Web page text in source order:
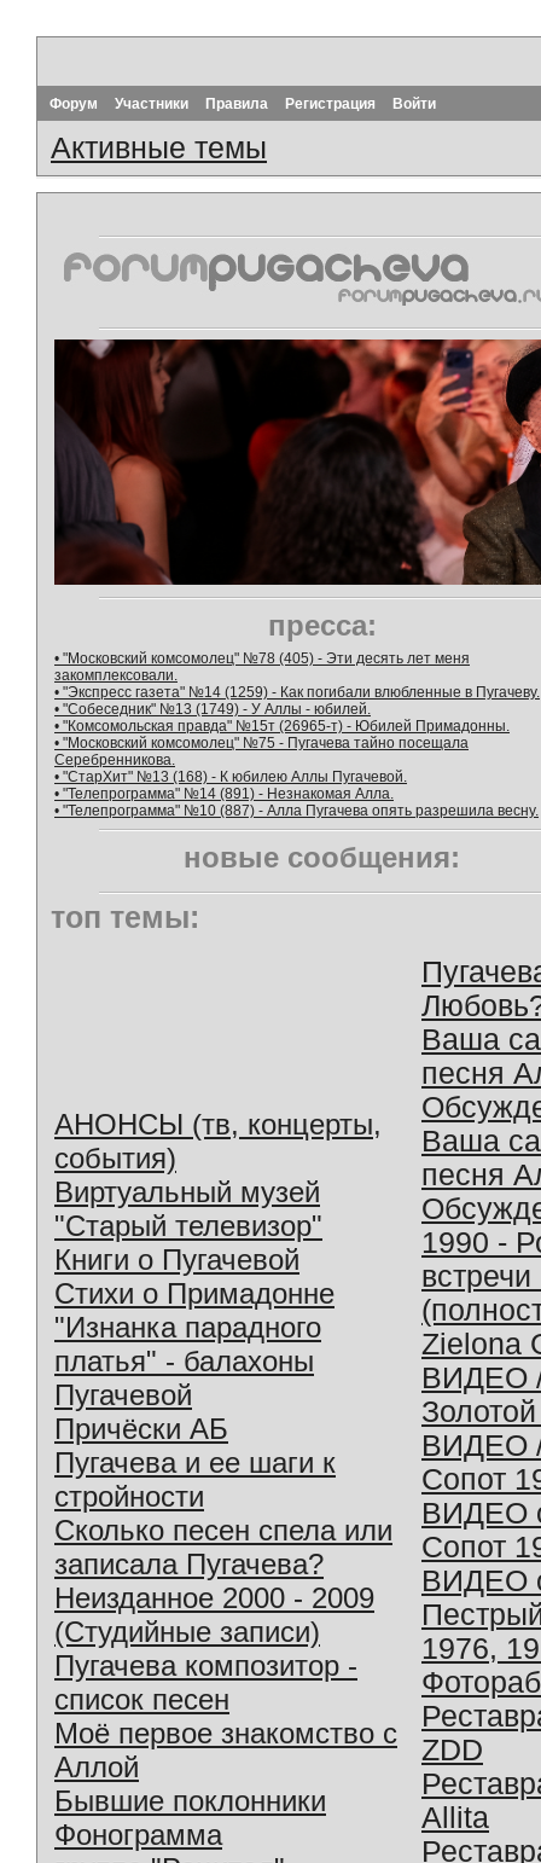
Форум Участники Правила Регистрация Войти
Активные темы
пресса:
• "Московский комсомолец" №78 (405) - Эти десять лет меня
закомплексовали.
• "Экспресс газета" №14 (1259) - Как погибали влюбленные в Пугачеву.
• "Собеседник" №13 (1749) - У Аллы - юбилей.
• "Комсомольская правда" №15т (26965-т) - Юбилей Примадонны.
• "Московский комсомолец" №75 - Пугачева тайно посещала
Серебренникова.
• "СтарХит" №13 (168) - К юбилею Аллы Пугачевой.
• "Телепрограмма" №14 (891) - Незнакомая Алла.
• "Телепрограмма" №10 (887) - Алла Пугачева опять разрешила весну.
новые сообщения:
топ темы:
АНОНСЫ (тв, концерты,
события)
Виртуальный музей
"Старый телевизор"
Книги о Пугачевой
Стихи о Примадонне
"Изнанка парадного
платья" - балахоны
Пугачевой
Причёски АБ
Пугачева и ее шаги к
стройности
Сколько песен спела или
записала Пугачева?
Неизданное 2000 - 2009
(Студийные записи)
Пугачева композитор -
список песен
Моё первое знакомство с
Аллой
Бывшие поклонники
Фонограмма
Ваша
песня
Ваша
песня
1990 -
Zielona
ВИДЕО
ВИДЕО
Сопот
ВИДЕО
Сопот
ВИДЕО
1976,
ZDD
Allita